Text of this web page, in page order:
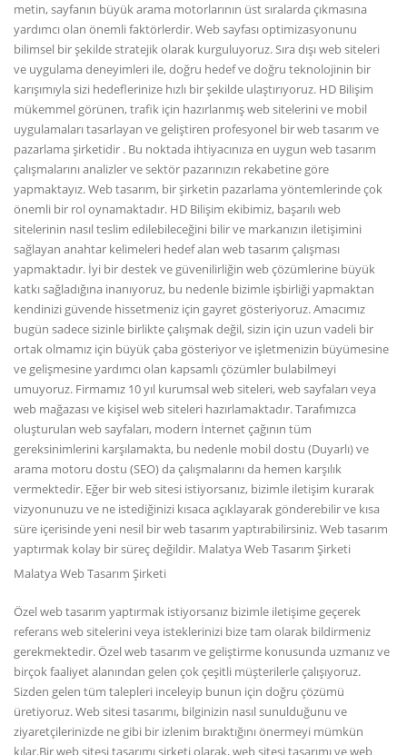
metin, sayfanın büyük arama motorlarının üst sıralarda çıkmasına
yardımcı olan önemli faktörlerdir. Web sayfası optimizasyonunu
bilimsel bir şekilde stratejik olarak kurguluyoruz. Sıra dışı web siteleri
ve uygulama deneyimleri ile, doğru hedef ve doğru teknolojinin bir
karışımıyla sizi hedeflerinize hızlı bir şekilde ulaştırıyoruz. HD Bilişim
mükemmel görünen, trafik için hazırlanmış web sitelerini ve mobil
uygulamaları tasarlayan ve geliştiren profesyonel bir web tasarım ve
pazarlama şirketidir . Bu noktada ihtiyacınıza en uygun web tasarım
çalışmalarını analizler ve sektör pazarınızın rekabetine göre
yapmaktayız. Web tasarım, bir şirketin pazarlama yöntemlerinde çok
önemli bir rol oynamaktadır. HD Bilişim ekibimiz, başarılı web
sitelerinin nasıl teslim edilebileceğini bilir ve markanızın iletişimini
sağlayan anahtar kelimeleri hedef alan web tasarım çalışması
yapmaktadır. İyi bir destek ve güvenilirliğin web çözümlerine büyük
katkı sağladığına inanıyoruz, bu nedenle bizimle işbirliği yapmaktan
kendinizi güvende hissetmeniz için gayret gösteriyoruz. Amacımız
bugün sadece sizinle birlikte çalışmak değil, sizin için uzun vadeli bir
ortak olmamız için büyük çaba gösteriyor ve işletmenizin büyümesine
ve gelişmesine yardımcı olan kapsamlı çözümler bulabilmeyi
umuyoruz. Firmamız 10 yıl kurumsal web siteleri, web sayfaları veya
web mağazası ve kişisel web siteleri hazırlamaktadır. Tarafımızca
oluşturulan web sayfaları, modern İnternet çağının tüm
gereksinimlerini karşılamakta, bu nedenle mobil dostu (Duyarlı) ve
arama motoru dostu (SEO) da çalışmalarını da hemen karşılık
vermektedir. Eğer bir web sitesi istiyorsanız, bizimle iletişim kurarak
vizyonunuzu ve ne istediğinizi kısaca açıklayarak gönderebilir ve kısa
süre içerisinde yeni nesil bir web tasarım yaptırabilirsiniz. Web tasarım
yaptırmak kolay bir süreç değildir. Malatya Web Tasarım Şirketi
Malatya Web Tasarım Şirketi
Özel web tasarım yaptırmak istiyorsanız bizimle iletişime geçerek
referans web sitelerini veya isteklerinizi bize tam olarak bildirmeniz
gerekmektedir. Özel web tasarım ve geliştirme konusunda uzmanız ve
birçok faaliyet alanından gelen çok çeşitli müşterilerle çalışıyoruz.
Sizden gelen tüm talepleri inceleyip bunun için doğru çözümü
üretiyoruz. Web sitesi tasarımı, bilginizin nasıl sunulduğunu ve
ziyaretçilerinizde ne gibi bir izlenim bıraktığını önermeyi mümkün
kılar.Bir web sitesi tasarımı şirketi olarak, web sitesi tasarımı ve web